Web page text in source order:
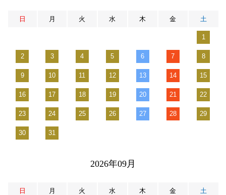
日 月 火 水 木 金 土
1
2 3 4 5 6 7 8
9 10 11 12 13 14 15
16 17 18 19 20 21 22
23 24 25 26 27 28 29
30 31
2026年09月
日 月 火 水 木 金 土